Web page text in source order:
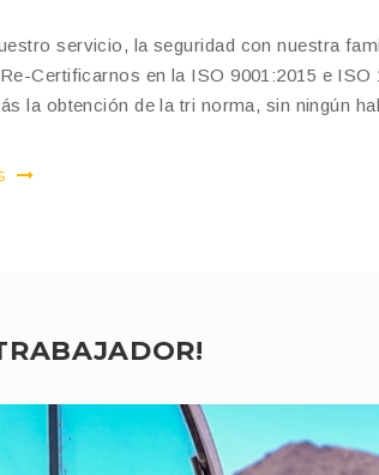
servicio, la seguridad con nuestra
Certificarnos en la ISO 9001:2015 e ISO
la obtención de la tri norma, sin ningún